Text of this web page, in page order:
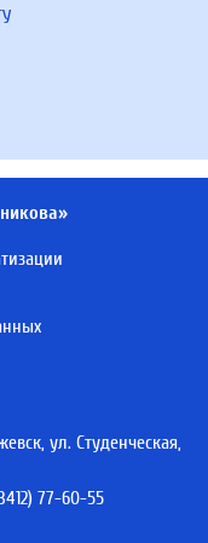
ул. Студенческая,
77-60-55